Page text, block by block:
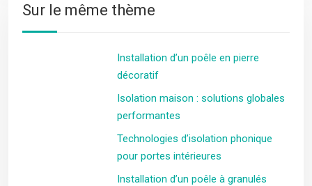
Sur le même thème
Installation d’un poêle en pierre
décoratif
Isolation maison : solutions globales
performantes
Technologies d’isolation phonique
pour portes intérieures
Installation d’un poêle à granulés